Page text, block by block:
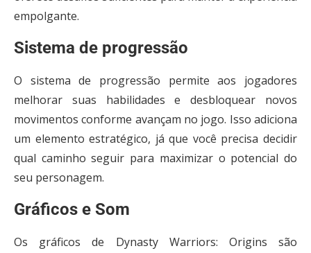
empolgante.
Sistema de progressão
O sistema de progressão permite aos jogadores
melhorar suas habilidades e desbloquear novos
movimentos conforme avançam no jogo. Isso adiciona
um elemento estratégico, já que você precisa decidir
qual caminho seguir para maximizar o potencial do
seu personagem.
Gráficos e Som
Os gráficos de Dynasty Warriors: Origins são